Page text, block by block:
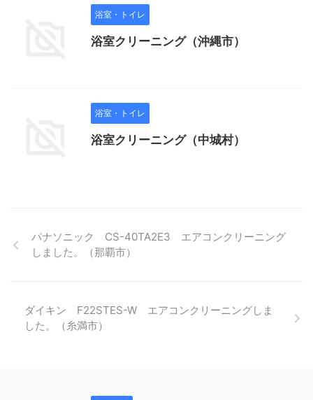
浴室・トイレ
浴室クリーニング（沖縄市）
浴室・トイレ
浴室クリーニング（中城村）
パナソニック CS-40TA2E3 エアコンクリーニング
しました。（那覇市）
ダイキン F22STES-W エアコンクリーニングしま
した。（糸満市）